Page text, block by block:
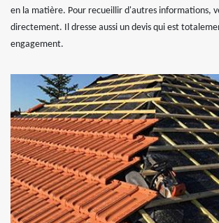
en la matière. Pour recueillir d'autres informations,
directement. Il dresse aussi un devis qui est
engagement.